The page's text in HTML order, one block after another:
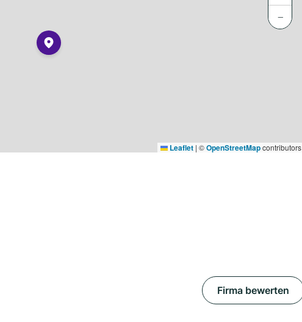
−
Leaflet | ©OpenStreetMapcontributors
Firma bewerten